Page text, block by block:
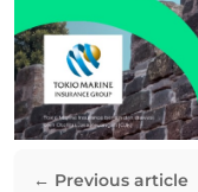
← Previous article